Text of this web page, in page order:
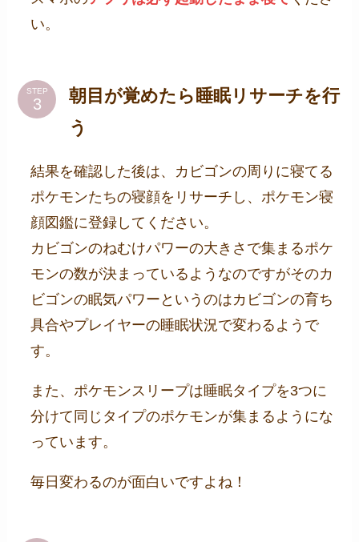
い。
STEP
朝目が覚めたら睡眠リサーチを行
う
結果を確認した後は、カビゴンの周りに寝てる
ポケモンたちの寝顔をリサーチし、ポケモン寝
顔図鑑に登録してください。
カビゴンのねむけパワーの大きさで集まるポケ
モンの数が決まっているようなのですがそのカ
ビゴンの眠気パワーというのはカビゴンの育ち
具合やプレイヤーの睡眠状況で変わるようで
す。
また、ポケモンスリープは睡眠タイプを3つに
分けて同じタイプのポケモンが集まるようにな
っています。
毎日変わるのが面白いですよね！